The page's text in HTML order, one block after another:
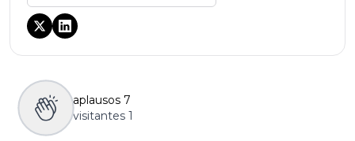
aplausos 7
visitantes 1